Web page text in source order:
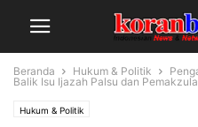
Beranda Hukum & Politik
Balik Isu Ijazah Palsu dan
Hukum & Politik